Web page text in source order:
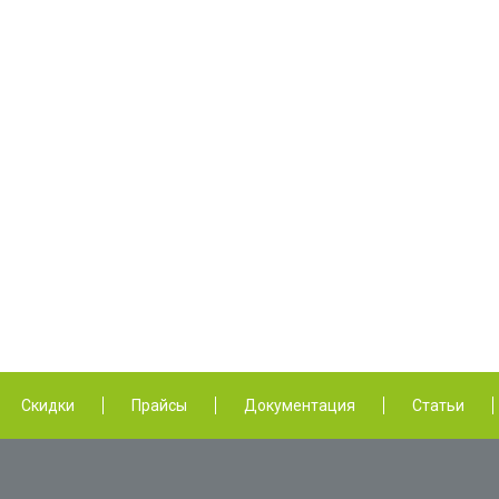
Скидки Прайсы Документация Статьи